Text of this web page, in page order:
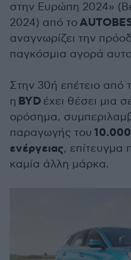
στην Ευρώπη 2024»
2024) από το
αναγνωρίζει την
παγκόσμια αγορά
Στην 30ή επέτειο από
η BYD έχει θέσει μια
ορόσημα,
παραγωγής του
ενέργειας, επίτευγμα
καμία άλλη μάρκα.